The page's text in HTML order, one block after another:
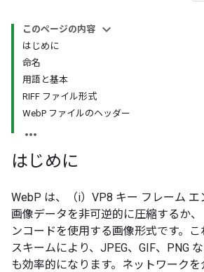
このページの内容
はじめに
命名
用語と基本
RIFF ファイル形式
WebP ファイルのヘッダー
はじめに
WebP は、（i）VP8 キー フレーム エ
画像データを非可逆的に圧縮するか
ンコードを使用する画像形式です。
スキームにより、JPEG、GIF、PNG
も効率的になります。ネットワーク